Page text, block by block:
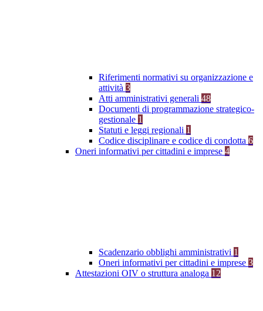
Riferimenti normativi su organizzazione e
attività 3
Atti amministrativi generali 48
Documenti di programmazione strategico-
gestionale 1
Statuti e leggi regionali 1
Codice disciplinare e codice di condotta 6
Oneri informativi per cittadini e imprese 4
Scadenzario obblighi amministrativi 1
Oneri informativi per cittadini e imprese 3
Attestazioni OIV o struttura analoga 12